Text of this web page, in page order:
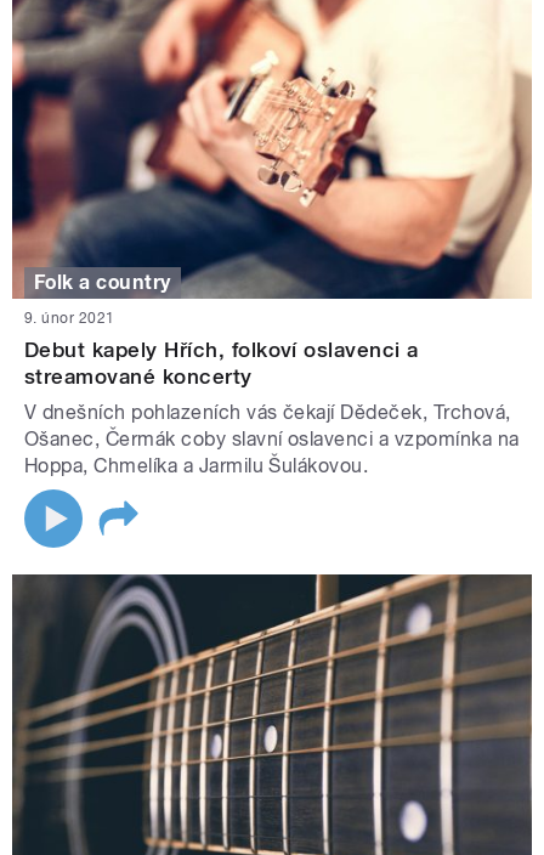
Folk a country
9. únor 2021
Debut kapely Hřích, folkoví oslavenci a
streamované koncerty
V dnešních pohlazeních vás čekají Dědeček, Trchová,
Ošanec, Čermák coby slavní oslavenci a vzpomínka na
Hoppa, Chmelíka a Jarmilu Šulákovou.